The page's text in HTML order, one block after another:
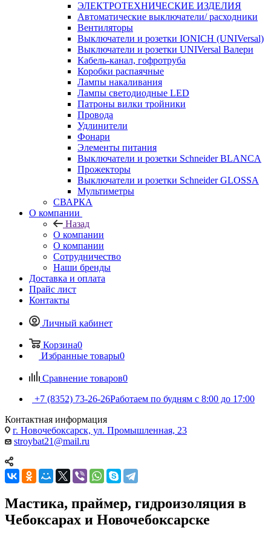
ЭЛЕКТРОТЕХНИЧЕСКИЕ ИЗДЕЛИЯ
Автоматические выключатели/ расходники
Вентиляторы
Выключатели и розетки IONICH (UNIVersal)
Выключатели и розетки UNIVersal Валери
Кабель-канал, гофротруба
Коробки распаячные
Лампы накаливания
Лампы светодиодные LED
Патроны вилки тройники
Провода
Удлинители
Фонари
Элементы питания
Выключатели и розетки Schneider BLANCA
Прожекторы
Выключатели и розетки Schneider GLOSSA
Мультиметры
СВАРКА
О компании
Назад
О компании
О компании
Сотрудничество
Наши бренды
Доставка и оплата
Прайс лист
Контакты
Личный кабинет
Корзина0
Избранные товары0
Сравнение товаров0
+7 (8352) 73-26-26Работаем по будням с 8:00 до 17:00
Контактная информация
г. Новочебоксарск, ул. Промышленная, 23
stroybat21@mail.ru
Мастика, праймер, гидроизоляция в
Чебоксарах и Новочебоксарске